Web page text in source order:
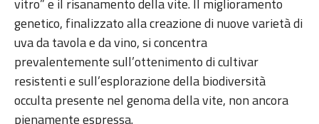
vitro” e il risanamento della vite. Il miglioramento
genetico, finalizzato alla creazione di nuove varietà di
uva da tavola e da vino, si concentra
prevalentemente sull’ottenimento di cultivar
resistenti e sull’esplorazione della biodiversità
occulta presente nel genoma della vite, non ancora
pienamente espressa.